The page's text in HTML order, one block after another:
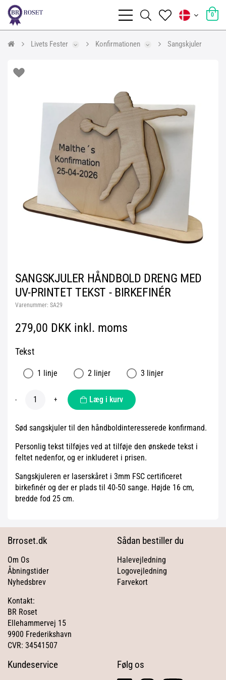
0
Livets Fester Konfirmationen Sangskjuler
SANGSKJULER HÅNDBOLD DRENG MED
UV-PRINTET TEKST - BIRKEFINÉR
Varenummer: SA29
279,00 DKK inkl. moms
Tekst
1 linje 2 linjer 3 linjer
- + Læg i kurv
Sød sangskjuler til den håndboldinteresserede konfirmand.
Personlig tekst tilføjes ved at tilføje den ønskede tekst i
feltet nedenfor, og er inkluderet i prisen.
Sangskjuleren er laserskåret i 3mm FSC certificeret
birkefinér og der er plads til 40-50 sange. Højde 16 cm,
bredde fod 25 cm.
Brroset.dk
Om Os
Åbningstider
Nyhedsbrev
Kontakt:
BR Roset
Ellehammervej 15
9900 Frederikshavn
CVR: 34541507
Sådan bestiller du
Halevejledning
Logovejledning
Farvekort
Kundeservice Følg os